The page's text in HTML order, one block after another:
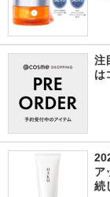
注
は
ア
続